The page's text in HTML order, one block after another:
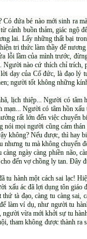
đứa bé nào mới sinh ra
cảnh buồn thảm, giác ngộ
lai. Lấy những thất bại
tri thức làm thầy để nương
lỗi lầm của mình trước,
nào cứ thích chỉ trích,
của Cổ đức, là đạo lý
người tốt không những
lịch thiệp... Người có tâm
Người có tâm hồn xấu
rất lớn đến việc chuyển
mọi người cũng cảm
không? Nếu được, thì hay
tu mà không chuyển
ngày càng phiền não,
đến vợ chồng ly tan. Đây
tu hành một cách sai lạc!
xấu ác đã lợi dụng tôn giáo
tà đạo, càng tu càng sai,
làm ví dụ, như người tu
người vừa mới khởi sự tu
tham không được thành ra